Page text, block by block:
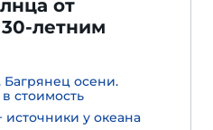
от
летним
Багрянец осени.
стоимость
источники у океана